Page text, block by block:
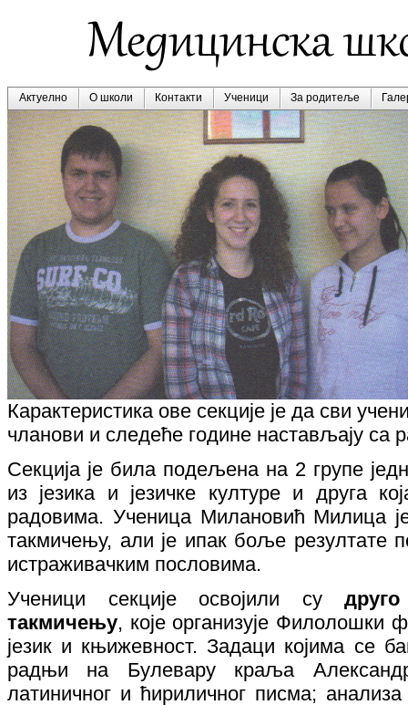
Актуелно О школи Контакти Ученици За родитеље
Карактеристика ове секције је да сви
чланови и следеће године настављају са
Секција је била подељена на 2 групе
из језика и језичке културе и друга
радовима. Ученица Милановић Милица
такмичењу, али је ипак боље резултате
истраживачким пословима.
Ученици секције освојили су
такмичењу, које организује Филолошки
језик и књижевност. Задаци којима се
радњи на Булевару краља
латиничног и ћириличног писма;